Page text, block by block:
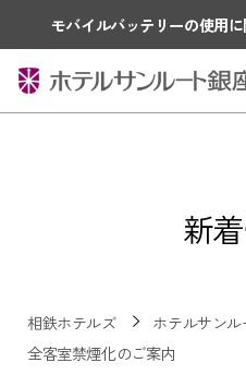
モバイルバッテリーの使用
新
相鉄ホテルズ ホテルサン
全客室禁煙化のご案内